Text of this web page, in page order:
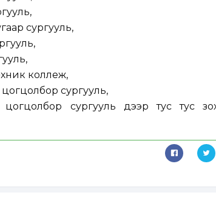
сургууль,
коллеж,
сургууль,
сургууль дээр тус тус